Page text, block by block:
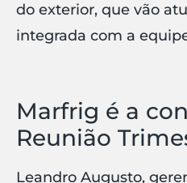
do exterior, que vão
integrada com a
Marfrig é a
Reunião
Leandro Augusto,